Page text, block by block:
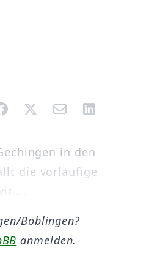
in den
die vorläufige
...
Böblingen?
anmelden.